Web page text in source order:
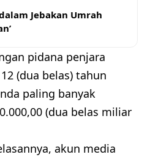
Jebakan Umrah
pidana penjara
(dua belas) tahun
paling banyak
(dua belas miliar
akun media